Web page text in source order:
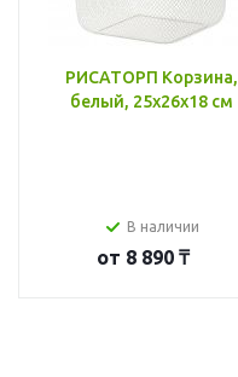
РИСАТОРП Корзина,
белый, 25x26x18 см
В наличии
от 8 890 ₸